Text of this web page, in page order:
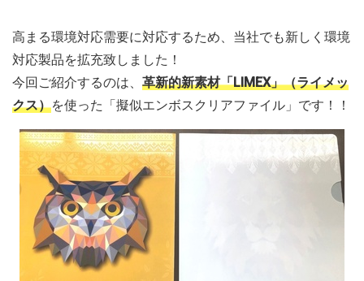
高まる環境対応需要に対応するため、当社でも新しく環境
対応製品を拡充致しました！
今回ご紹介するのは、 革新的新素材「LIMEX」（ライメッ
クス）を使った「擬似エンボスクリアファイル」です！！